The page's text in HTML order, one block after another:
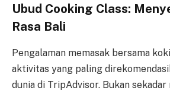
Ubud Cooking Class:
Rasa Bali
Pengalaman memasak bersama
aktivitas yang paling
dunia di TripAdvisor. Bukan sekadar